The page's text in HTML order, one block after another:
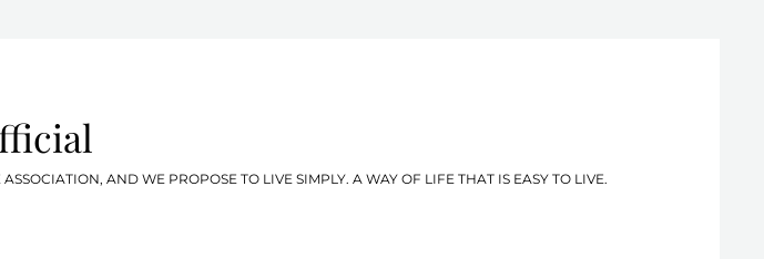
AND WE PROPOSE TO LIVE SIMPLY. A WAY OF LIFE THAT IS EASY TO LIVE.